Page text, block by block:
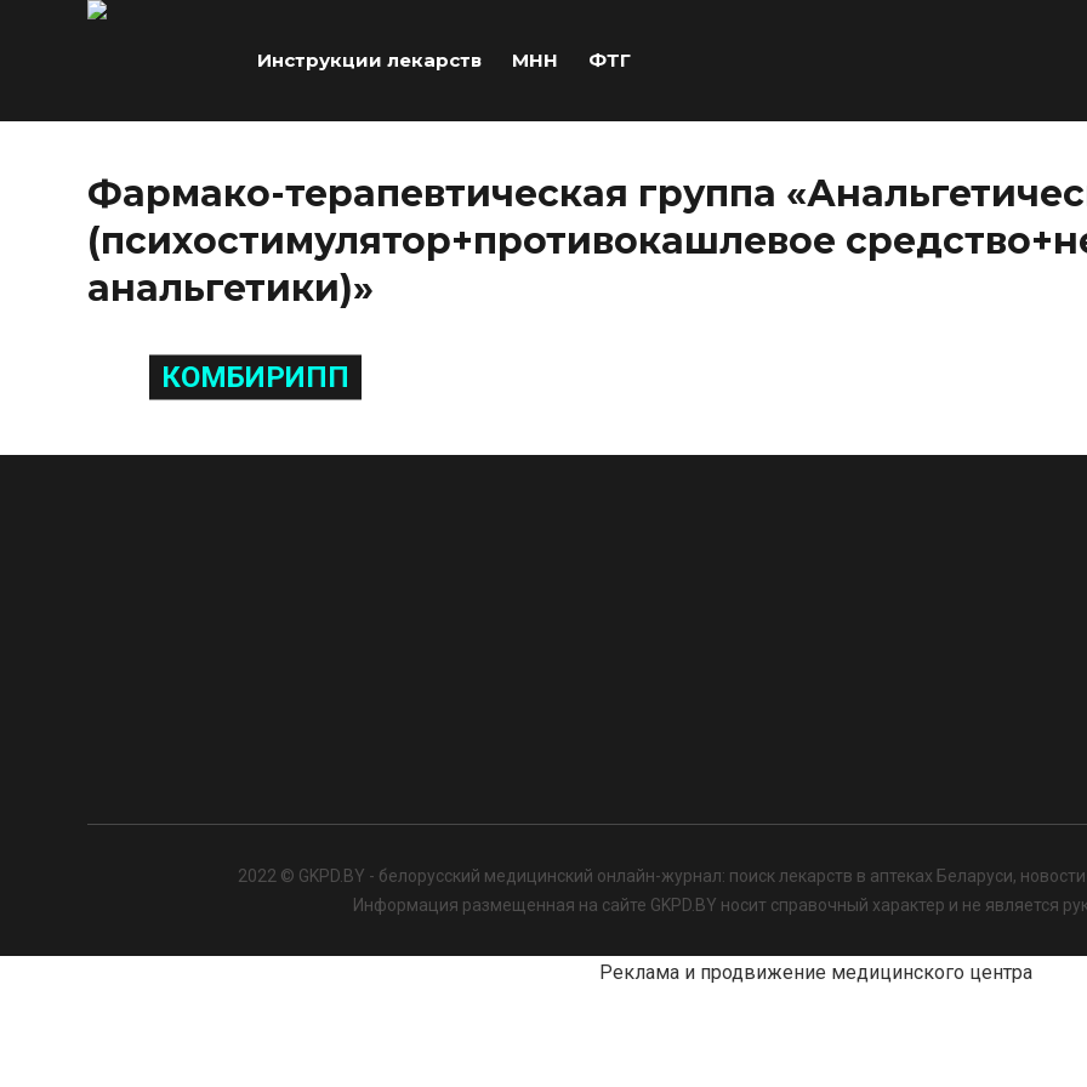
Инструкции лекарств МНН ФТГ
Фармако-терапевтическая группа
(психостимулятор+противокашлевое
анальгетики)»
КОМБИРИПП
2022 © GKPD.BY - белорусский медицинский онлайн-журнал: поиск лекарств в аптеках Беларуси,
Информация размещенная на сайте GKPD.BY носит справочный характер и не является
Реклама и продвижение медицинского центра